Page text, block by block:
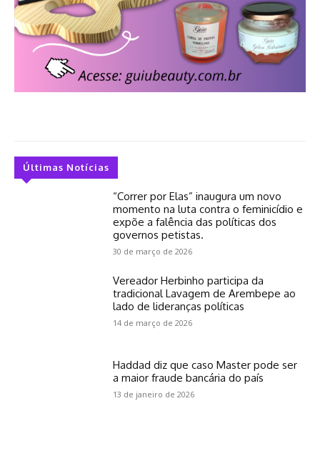
Últimas Notícias
“Correr por Elas” inaugura um novo
momento na luta contra o feminicídio e
expõe a falência das políticas dos
governos petistas.
30 de março de 2026
Vereador Herbinho participa da
tradicional Lavagem de Arembepe ao
lado de lideranças políticas
14 de março de 2026
Haddad diz que caso Master pode ser
a maior fraude bancária do país
13 de janeiro de 2026